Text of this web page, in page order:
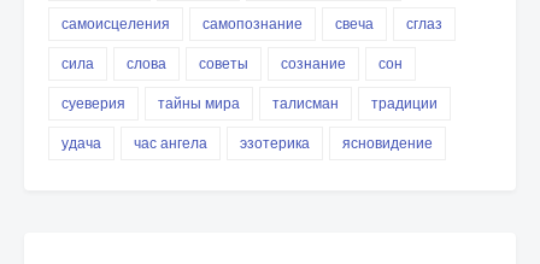
самоисцеления
самопознание свеча
сглаз
сила
слова советы сознание
сон
суеверия
тайны мира талисман
традиции
удача
час ангела эзотерика ясновидение